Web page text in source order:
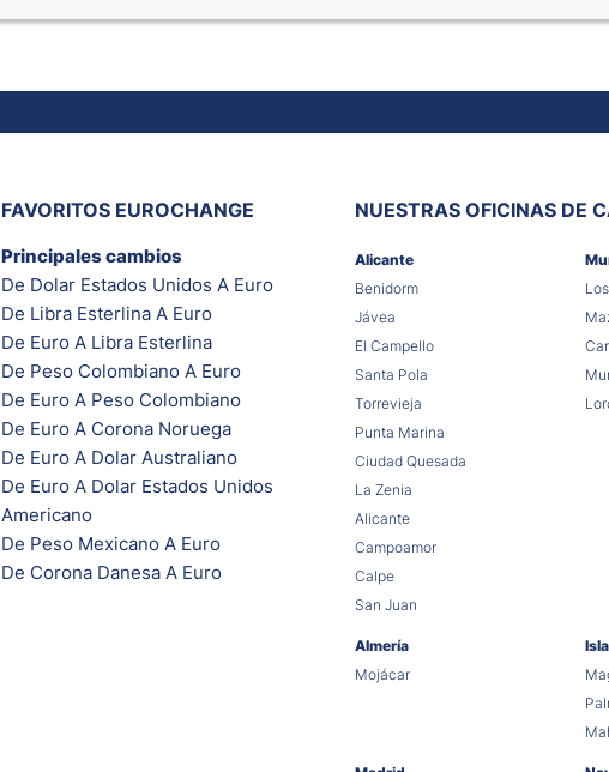
FAVORITOS EUROCHANGE
Principales cambios
De Dolar Estados Unidos A Euro
De Libra Esterlina A Euro
De Euro A Libra Esterlina
De Peso Colombiano A Euro
De Euro A Peso Colombiano
De Euro A Corona Noruega
De Euro A Dolar Australiano
De Euro A Dolar Estados Unidos
Americano
De Peso Mexicano A Euro
De Corona Danesa A Euro
NUESTRAS OFICINAS DE
Alicante
Benidorm
Jávea
El Campello
Santa Pola
Torrevieja
Punta Marina
Ciudad Quesada
La Zenia
Alicante
Campoamor
Calpe
San Juan
Almería
Mojácar